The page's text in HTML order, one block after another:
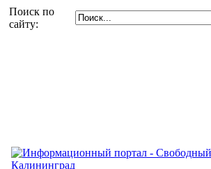
Поиск по
сайту: